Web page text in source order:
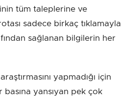
tüm taleplerine ve
sadece birkaç tıklamayla
sağlanan bilgilerin her
yapmadığı için
yansıyan pek çok